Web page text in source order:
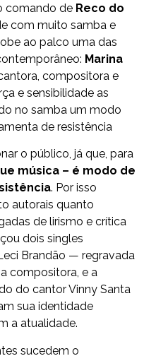
comando de Reco do
com muito samba e
ao palco uma das
Marina
compositora e
e sensibilidade as
no samba um modo
de resistência
o público, já que, para
música – é modo de
. Por isso
autorais quanto
de lirismo e crítica
dois singles
Brandão — regravada
compositora, e a
do cantor Vinny Santa
sua identidade
a atualidade.
sucedem o